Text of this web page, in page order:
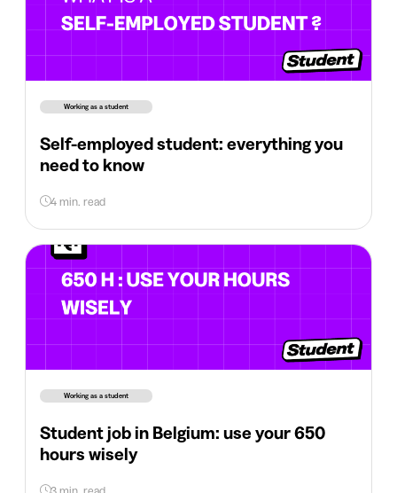
Working as a student
Self-employed student: everything you
need to know
4 min. read
Working as a student
Student job in Belgium: use your 650
hours wisely